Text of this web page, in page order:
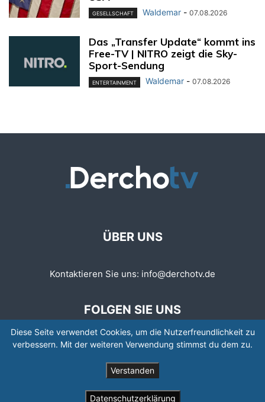
GESELLSCHAFT Waldemar - 07.08.2026
Das „Transfer Update“ kommt ins
Free-TV | NITRO zeigt die Sky-
Sport-Sendung
ENTERTAINMENT Waldemar - 07.08.2026
ÜBER UNS
Kontaktieren Sie uns: info@derchotv.de
FOLGEN SIE UNS
© © Copyright 2008 - 2026 | Newspaper by TagDiv
Diese Seite verwendet Cookies, um die Nutzerfreundlichkeit zu
verbessern. Mit der weiteren Verwendung stimmst du dem zu.
Verstanden
Datenschutzerklärung